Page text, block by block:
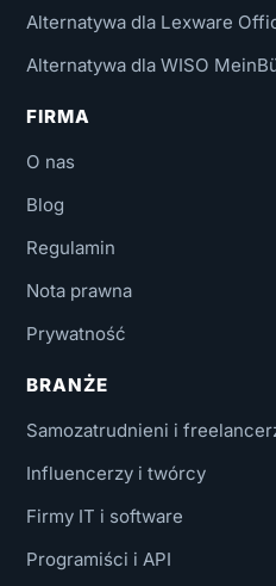
Alternatywa dla Lexware
Alternatywa dla WISO
FIRMA
O nas
Blog
Regulamin
Nota prawna
Prywatność
BRANŻE
Samozatrudnieni i
Influencerzy i twórcy
Firmy IT i software
Programiści i API